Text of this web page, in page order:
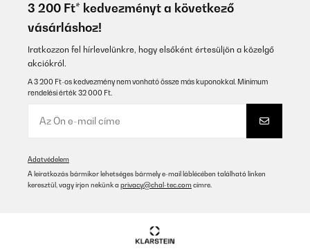
3 200 Ft* kedvezményt a következő
vásárláshoz!
Iratkozzon fel hírlevelünkre, hogy elsőként értesüljön a közelgő
akciókról.
A 3 200 Ft-os kedvezmény nem vonható össze más kuponokkal. Minimum
rendelési érték 32 000 Ft.
Adatvédelem
A leiratkozás bármikor lehetséges bármely e-mail láblécében található linken
keresztül, vagy írjon nekünk a privacy@chal-tec.com címre.